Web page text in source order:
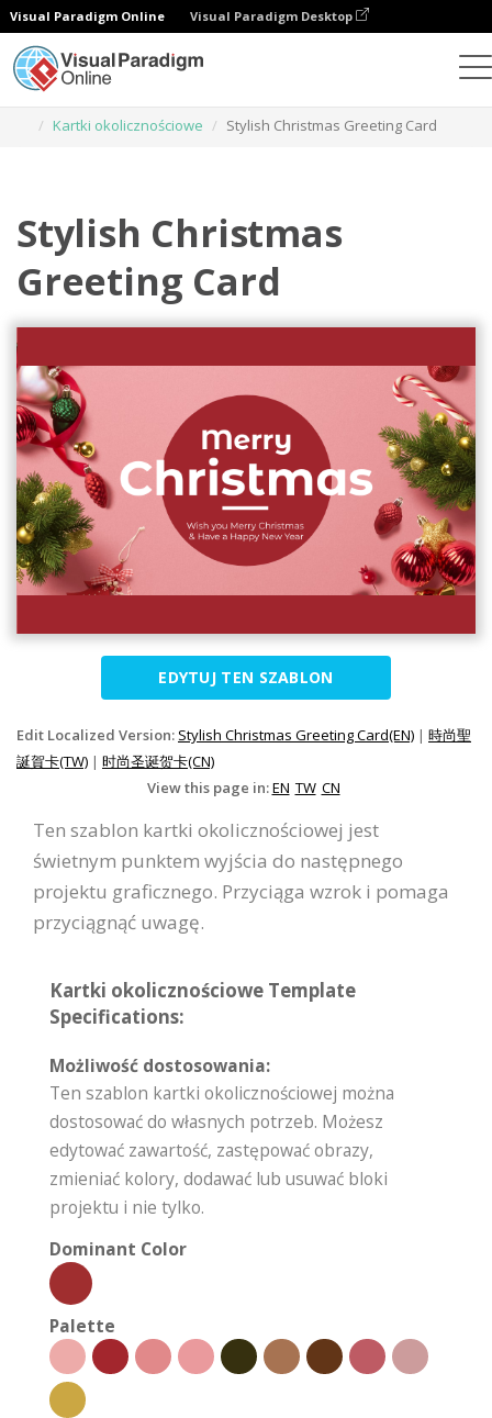
Visual Paradigm Online Visual Paradigm Desktop
Kartki okolicznościowe
Stylish Christmas Greeting Card
Stylish Christmas
Greeting Card
EDYTUJ TEN SZABLON
Edit Localized Version: Stylish Christmas Greeting Card(EN) | 時尚聖
誕賀卡(TW) | 时尚圣诞贺卡(CN)
View this page in:EN TW CN
Ten szablon kartki okolicznościowej jest
świetnym punktem wyjścia do następnego
projektu graficznego. Przyciąga wzrok i pomaga
przyciągnąć uwagę.
Kartki okolicznościowe Template
Specifications:
Możliwość dostosowania:
Ten szablon kartki okolicznościowej można
dostosować do własnych potrzeb. Możesz
edytować zawartość, zastępować obrazy,
zmieniać kolory, dodawać lub usuwać bloki
projektu i nie tylko.
Dominant Color
Palette